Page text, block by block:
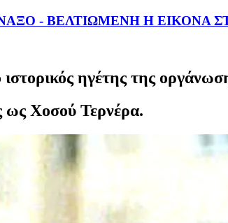
- ΒΕΛΤΙΩΜΕΝΗ Η ΕΙΚΟΝΑ
ηγέτης της
ως Χοσού Τερνέρα.